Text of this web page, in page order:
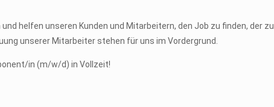
helfen unseren Kunden und Mitarbeitern, den Job zu finden, der zu
unserer Mitarbeiter stehen für uns im Vordergrund.
in (m/w/d) in Vollzeit!